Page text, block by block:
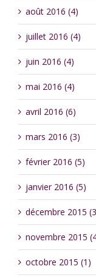
août 2016 (4)
juillet 2016 (4)
juin 2016 (4)
mai 2016 (4)
avril 2016 (6)
mars 2016 (3)
février 2016 (5)
janvier 2016 (5)
décembre 2015
novembre 2015
octobre 2015 (1)